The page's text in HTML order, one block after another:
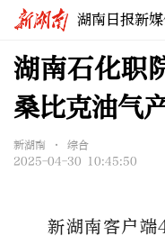
湖南日报新
湖南石化职
桑比克油气
新湖南 • 综合
2025-04-30 10:45:50
新湖南客户